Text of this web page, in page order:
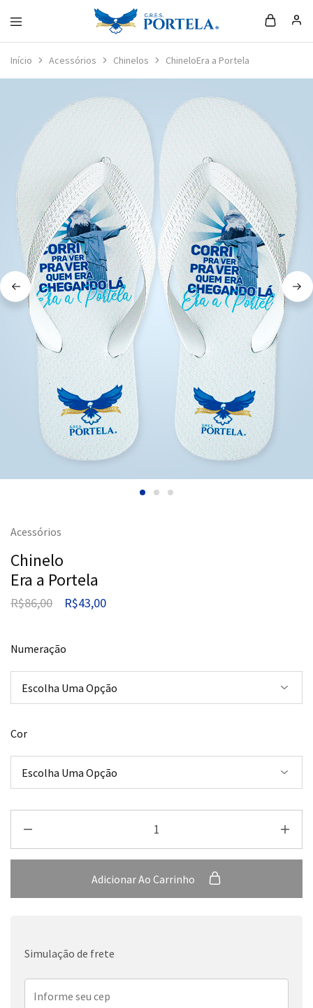
Loja
Portela
Início Acessórios Chinelos ChineloEra a Portela
Acessórios
Chinelo
Era a Portela
R$86,00 R$43,00
Numeração
Cor
Adicionar Ao Carrinho
Simulação de frete